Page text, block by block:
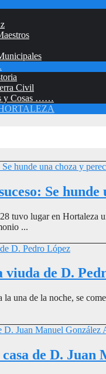
Civil
y Cosas ……
Se
tuvo lugar en Hortaleza
...
de D.
la una de la noche, se
de D. Juan